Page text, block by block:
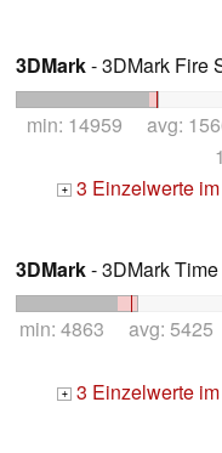
3DMark- 3DMark Fire
min: 14959 avg:
+ 3 Einzelwerte
3DMark- 3DMark
min: 4863 avg:
+ 3 Einzelwerte